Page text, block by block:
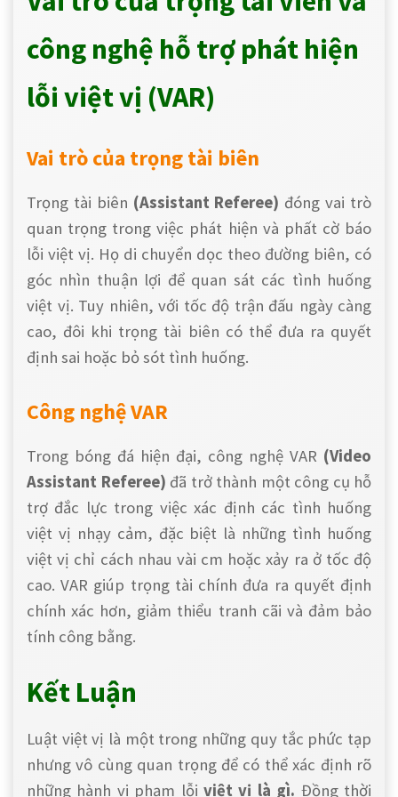
công nghệ hỗ trợ phát hiện
lỗi việt vị (VAR)
Vai trò của trọng tài biên
Trọng tài biên (Assistant Referee) đóng vai trò
quan trọng trong việc phát hiện và phất cờ báo
lỗi việt vị. Họ di chuyển dọc theo đường biên, có
góc nhìn thuận lợi để quan sát các tình huống
việt vị. Tuy nhiên, với tốc độ trận đấu ngày càng
cao, đôi khi trọng tài biên có thể đưa ra quyết
định sai hoặc bỏ sót tình huống.
Công nghệ VAR
Trong bóng đá hiện đại, công nghệ VAR (Video
Assistant Referee) đã trở thành một công cụ hỗ
trợ đắc lực trong việc xác định các tình huống
việt vị nhạy cảm, đặc biệt là những tình huống
việt vị chỉ cách nhau vài cm hoặc xảy ra ở tốc độ
cao. VAR giúp trọng tài chính đưa ra quyết định
chính xác hơn, giảm thiểu tranh cãi và đảm bảo
tính công bằng.
Kết Luận
Luật việt vị là một trong những quy tắc phức tạp
nhưng vô cùng quan trọng để có thể xác định rõ
những hành vi phạm lỗi việt vị là gì. Đồng thời